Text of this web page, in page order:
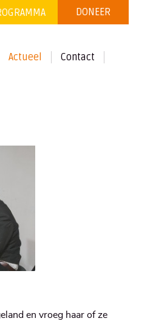
DONEER
Actueel Contact
en vroeg haar of ze